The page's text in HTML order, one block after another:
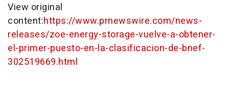
View original
content:https://www.prnewswire.com/news-
releases/zoe-energy-storage-vuelve-a-obtener-
el-primer-puesto-en-la-clasificacion-de-bnef-
302519669.html